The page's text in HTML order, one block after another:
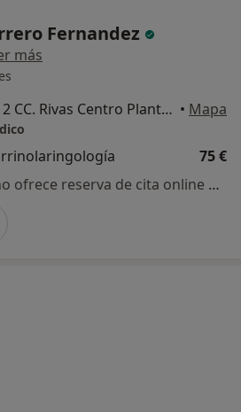
Fernandez
más
Pza. Constitución, 2 CC. Rivas Centro Planta Alta, Rivas-Vaciamadrid • Mapa
75 €
Este especialista no ofrece reserva de cita online en esta dirección.